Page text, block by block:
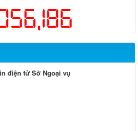
điện tử Sở Ngoại vụ